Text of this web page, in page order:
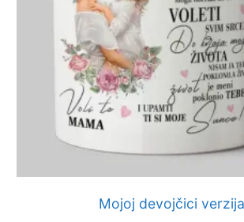
Mojoj devojčici